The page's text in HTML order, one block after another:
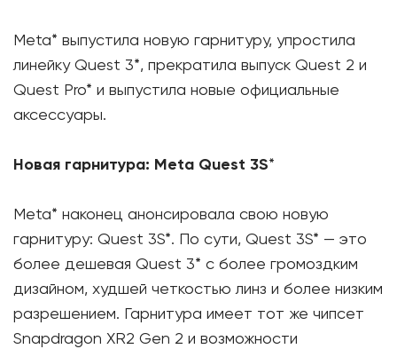
Meta* выпустила новую гарнитуру, упростила
линейку Quest 3*, прекратила выпуск Quest 2 и
Quest Pro* и выпустила новые официальные
аксессуары.
Новая гарнитура: Meta Quest 3S*
Meta* наконец анонсировала свою новую
гарнитуру: Quest 3S*. По сути, Quest 3S* — это
более дешевая Quest 3* с более громоздким
дизайном, худшей четкостью линз и более низким
разрешением. Гарнитура имеет тот же чипсет
Snapdragon XR2 Gen 2 и возможности